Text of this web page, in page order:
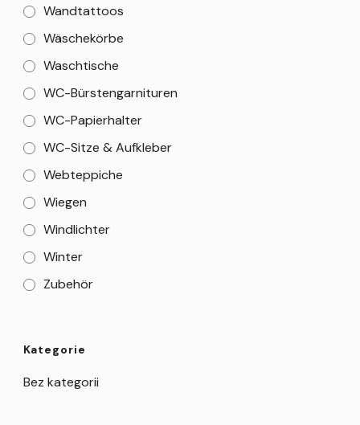
Wandtattoos
Wäschekörbe
Waschtische
WC-Bürstengarnituren
WC-Papierhalter
WC-Sitze & Aufkleber
Webteppiche
Wiegen
Windlichter
Winter
Zubehör
Kategorie
Bez kategorii